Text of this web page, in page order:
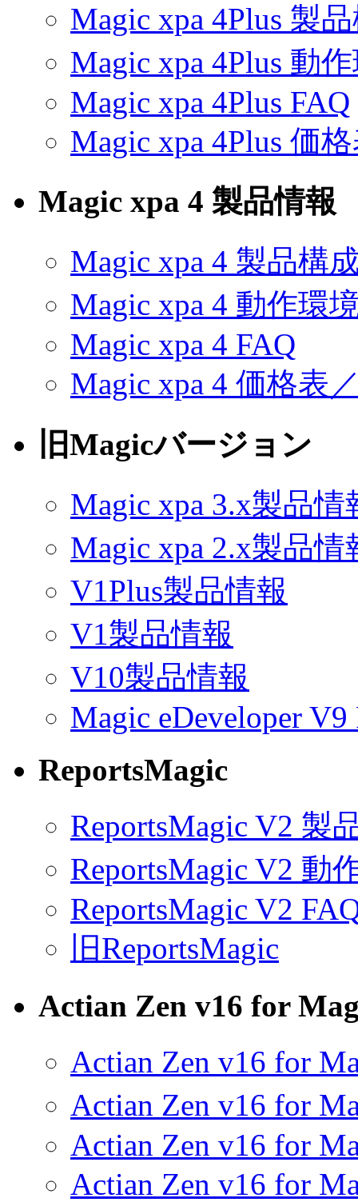
Magic xpa 4Plus 製
Magic xpa 4Plus 動
Magic xpa 4Plus FAQ
Magic xpa 4Plus 価
Magic xpa 4 製品情報
Magic xpa 4 製品構
Magic xpa 4 動作環
Magic xpa 4 FAQ
Magic xpa 4 価格表
旧Magicバージョン
Magic xpa 3.x製品情
Magic xpa 2.x製品情
V1Plus製品情報
V1製品情報
V10製品情報
Magic eDeveloper V9
ReportsMagic
ReportsMagic V2 製
ReportsMagic V2 動
ReportsMagic V2
旧ReportsMagic
Actian Zen v16 for
Actian Zen v16 for
Actian Zen v16 for
Actian Zen v16 for
Actian Zen v16 for